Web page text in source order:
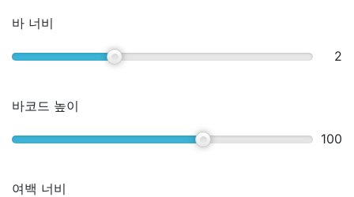
바 너비
2
바코드 높이
100
여백 너비